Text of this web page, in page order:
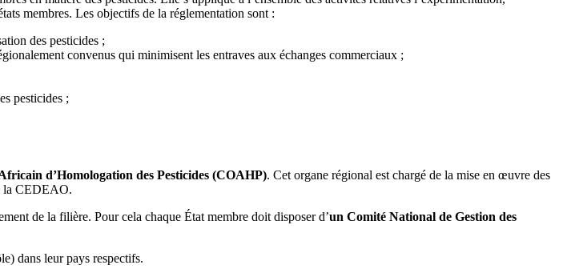
membres. Les objectifs de la réglementation sont :
des pesticides ;
convenus qui minimisent les entraves aux échanges commerciaux ;
pesticides ;
d’Homologation des Pesticides (COAHP). Cet organe régional est chargé de la mise en œuvre des
la CEDEAO.
de la filière. Pour cela chaque État membre doit disposer d’un Comité National de Gestion des
dans leur pays respectifs.